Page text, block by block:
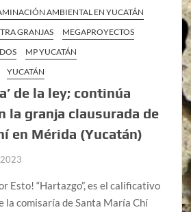
AMBIENTAL EN YUCATÁN
GRANJAS
MEGAPROYECTOS
MP YUCATÁN
YUCATÁN
de la ley; continúa
la granja clausurada de
en Mérida (Yucatán)
Esto! “Hartazgo”, es el calificativo
la comisaría de Santa María Chí